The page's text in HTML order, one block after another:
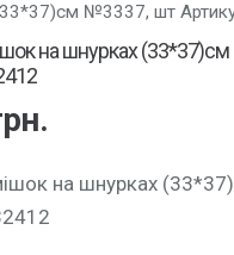
№3337, шт
на шнурках
на шнурках